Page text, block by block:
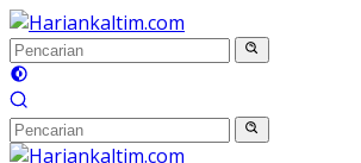
Langsung
ke
konten